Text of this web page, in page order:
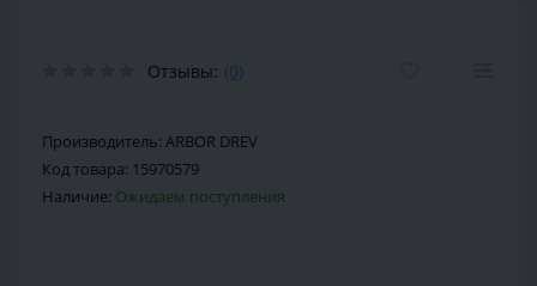
Отзывы: (0)
Производитель: ARBOR DREV
Код товара: 15970579
Наличие: Ожидаем поступления